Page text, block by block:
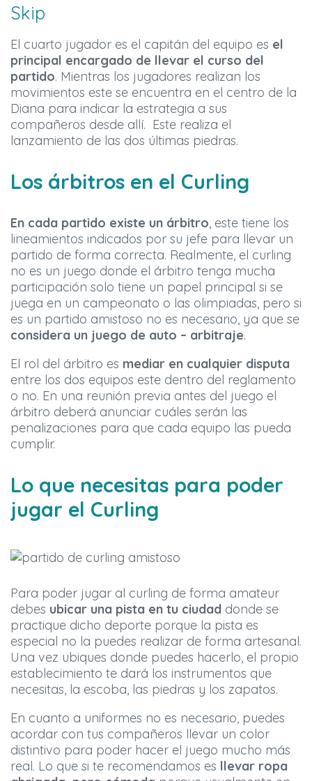
Skip
El cuarto jugador es el capitán del equipo es el
principal encargado de llevar el curso del
partido. Mientras los jugadores realizan los
movimientos este se encuentra en el centro de la
Diana para indicar la estrategia a sus
compañeros desde allí. Este realiza el
lanzamiento de las dos últimas piedras.
Los árbitros en el Curling
En cada partido existe un árbitro, este tiene los
lineamientos indicados por su jefe para llevar un
partido de forma correcta. Realmente, el curling
no es un juego donde el árbitro tenga mucha
participación solo tiene un papel principal si se
juega en un campeonato o las olimpiadas, pero si
es un partido amistoso no es necesario, ya que se
considera un juego de auto – arbitraje.
El rol del árbitro es mediar en cualquier disputa
entre los dos equipos este dentro del reglamento
o no. En una reunión previa antes del juego el
árbitro deberá anunciar cuáles serán las
penalizaciones para que cada equipo las pueda
cumplir.
Lo que necesitas para poder
jugar el Curling
Para poder jugar al curling de forma amateur
debes ubicar una pista en tu ciudad donde se
practique dicho deporte porque la pista es
especial no la puedes realizar de forma artesanal.
Una vez ubiques donde puedes hacerlo, el propio
establecimiento te dará los instrumentos que
necesitas, la escoba, las piedras y los zapatos.
En cuanto a uniformes no es necesario, puedes
acordar con tus compañeros llevar un color
distintivo para poder hacer el juego mucho más
real. Lo que si te recomendamos es llevar ropa